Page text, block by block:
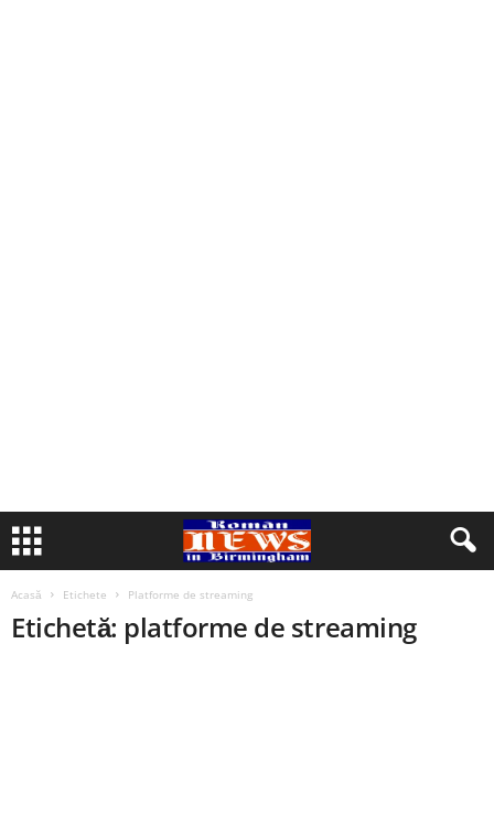
Acasă Etichete Platforme de streaming
Etichetă: platforme de streaming